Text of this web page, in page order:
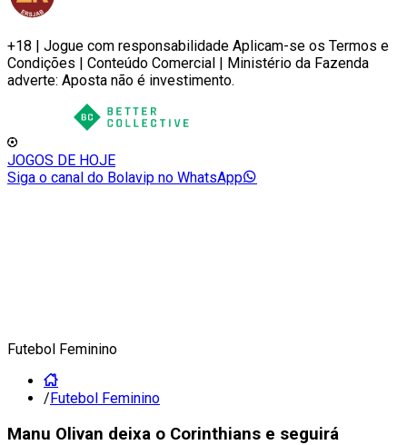
+18 | Jogue com responsabilidade Aplicam-se os Termos e
Condições | Conteúdo Comercial | Ministério da Fazenda
adverte: Aposta não é investimento.
JOGOS DE HOJE
Siga o canal do Bolavip no WhatsApp
Futebol Feminino
/Futebol Feminino
Manu Olivan deixa o Corinthians e seguirá